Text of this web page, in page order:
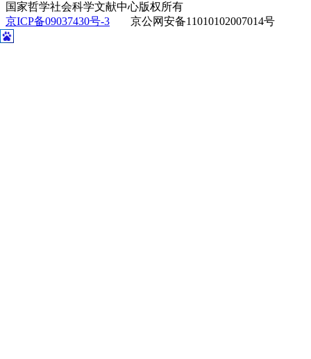
国家哲学社会科学文献中心版权所有
京ICP备09037430号-3
京公网安备11010102007014号